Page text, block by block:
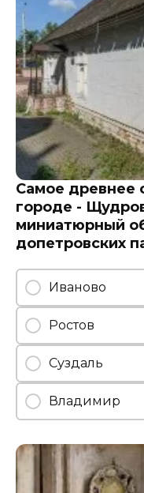
Самое древнее
городе -
миниатюрный
допетровских
Иваново
Ростов
Суздаль
Владимир